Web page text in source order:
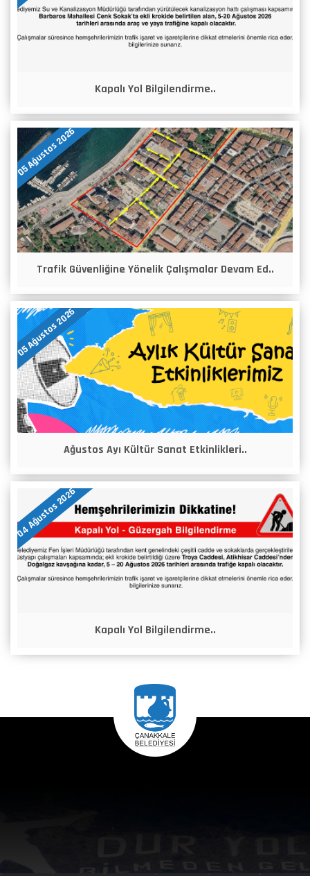
Kapalı Yol Bilgilendirme..
05 Ağustos 2026
Trafik Güvenliğine Yönelik Çalışmalar Devam Ed..
05 Ağustos 2026
Ağustos Ayı Kültür Sanat Etkinlikleri..
04 Ağustos 2026
Kapalı Yol Bilgilendirme..